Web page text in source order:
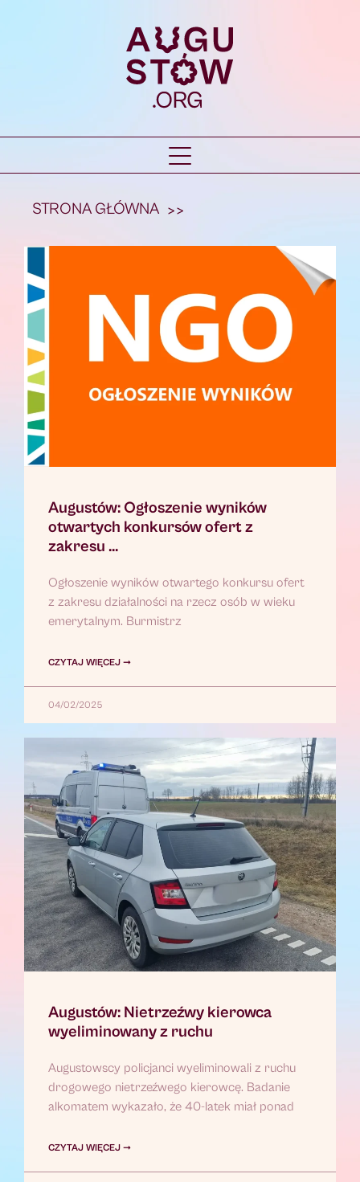
STRONA GŁÓWNA >>
Augustów: Ogłoszenie wyników
otwartych konkursów ofert z
zakresu …
Ogłoszenie wyników otwartego konkursu ofert
z zakresu działalności na rzecz osób w wieku
emerytalnym. Burmistrz
CZYTAJ WIĘCEJ ➞
04/02/2025
Augustów: Nietrzeźwy kierowca
wyeliminowany z ruchu
Augustowscy policjanci wyeliminowali z ruchu
drogowego nietrzeźwego kierowcę. Badanie
alkomatem wykazało, że 40-latek miał ponad
CZYTAJ WIĘCEJ ➞